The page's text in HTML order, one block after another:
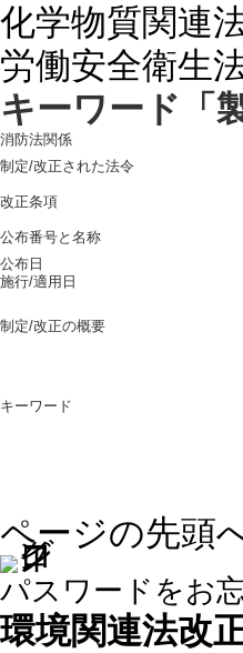
化学物質関連
労働安全衛生
キーワード「
消防法関係
制定/改正された法令
改正条項
公布番号と名称
公布日
施行/適用日
制定/改正の概要
キーワード
ページの先頭
パスワードをお
環境関連法改